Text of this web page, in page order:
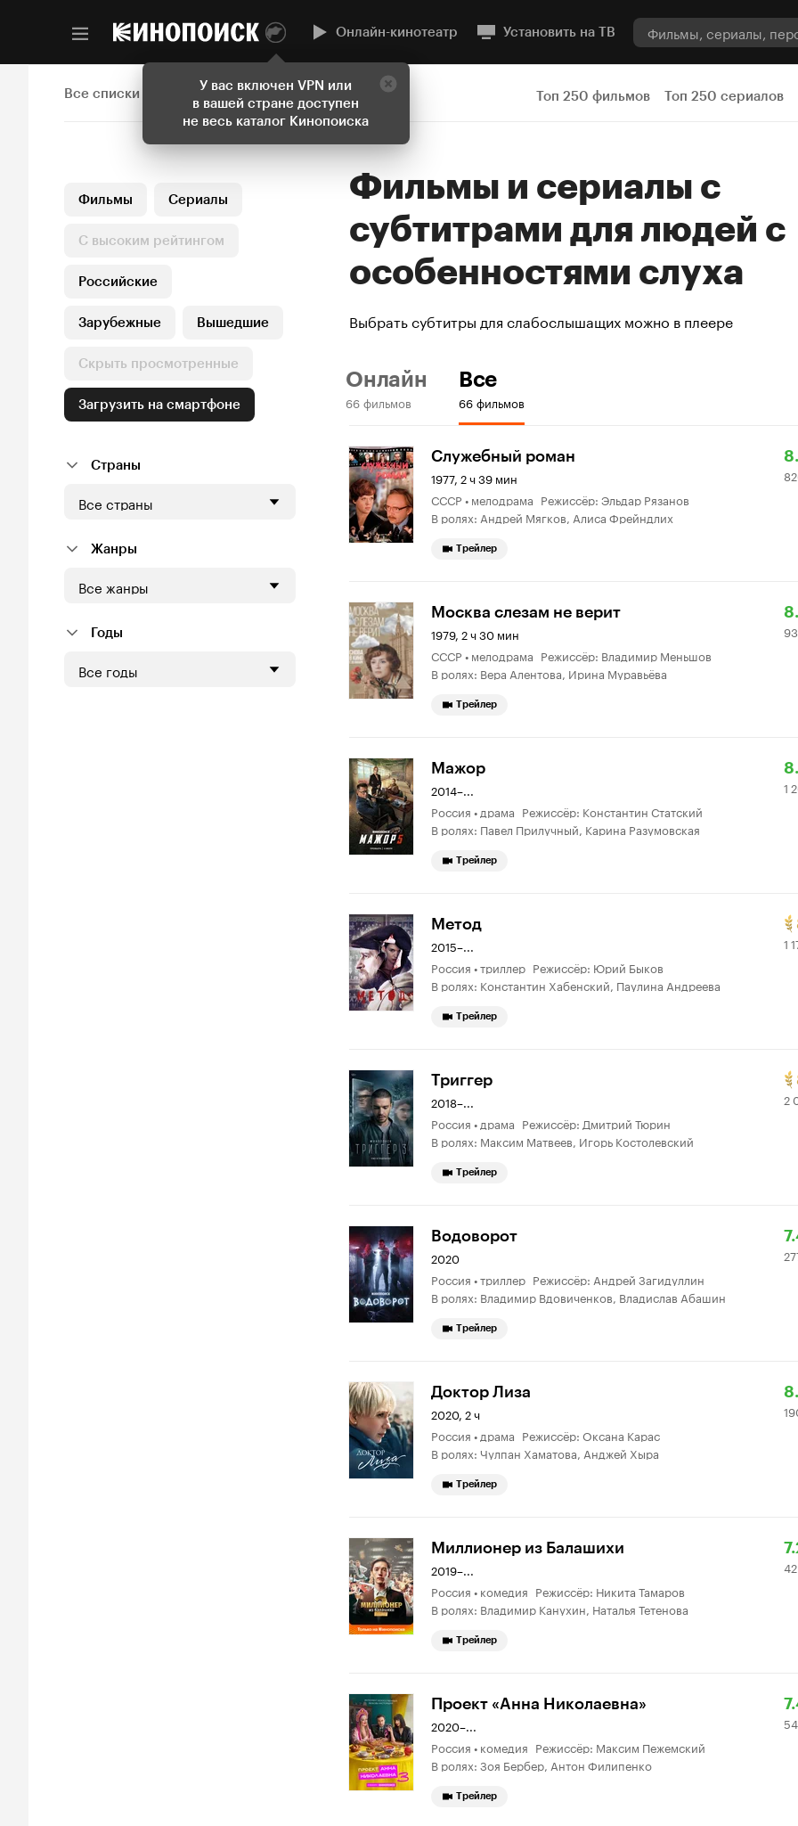
У вас включен VPN или
в вашей стране доступен
не весь каталог Кинопоиска
Онлайн-кинотеатр Установить на ТВ
Все списки Топ 250 фильмов Топ 250 сериалов
Фильмы Сериалы
С высоким рейтингом
Российские
Зарубежные Вышедшие
Скрыть просмотренные
Загрузить на смартфоне
Страны
Все страны
Жанры
Все жанры
Годы
Все годы
Фильмы и сериалы с
субтитрами для людей с
особенностями слуха
Выбрать субтитры для слабослышащих можно в плеере
Онлайн
66 фильмов
Все
66 фильмов
Служебный роман
1977, 2 ч 39 мин
СССР • мелодрама Режиссёр: Эльдар Рязанов
В ролях: Андрей Мягков, Алиса Фрейндлих
Трейлер
Москва слезам не верит
1979, 2 ч 30 мин
СССР • мелодрама Режиссёр: Владимир Меньшов
В ролях: Вера Алентова, Ирина Муравьёва
Трейлер
Мажор
2014–...
Россия • драма Режиссёр: Константин Статский
В ролях: Павел Прилучный, Карина Разумовская
1
1
Трейлер
Метод
2015–...
Россия • триллер Режиссёр: Юрий Быков
В ролях: Константин Хабенский, Паулина Андреева
1
1
Трейлер
Триггер
2018–...
Россия • драма Режиссёр: Дмитрий Тюрин
В ролях: Максим Матвеев, Игорь Костолевский
2
2
Трейлер
Водоворот
2020
Россия • триллер Режиссёр: Андрей Загидуллин
В ролях: Владимир Вдовиченков, Владислав Абашин
Трейлер
Доктор Лиза
2020, 2 ч
Россия • драма Режиссёр: Оксана Карас
В ролях: Чулпан Хаматова, Анджей Хыра
Трейлер
Миллионер из Балашихи
2019–...
Россия • комедия Режиссёр: Никита Тамаров
В ролях: Владимир Канухин, Наталья Тетенова
Трейлер
Проект «Анна Николаевна»
2020–...
Россия • комедия Режиссёр: Максим Пежемский
В ролях: Зоя Бербер, Антон Филипенко
Трейлер